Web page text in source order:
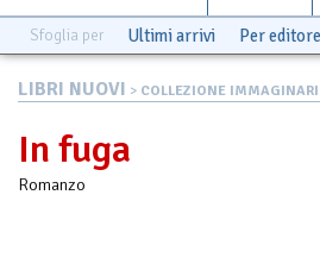
Sfoglia per Ultimi arrivi Per editore
LIBRI NUOVI > COLLEZIONE
In fuga
Romanzo